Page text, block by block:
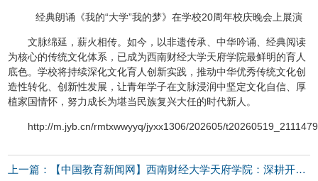
经典朗诵《我的“大学”我的梦》在学校20周年校庆晚会上展演
文脉绵延，薪火相传。如今，以非遗传承、中华吟诵、经典阅读
为核心的传统文化体系，已成为西南财经大学天府学院最鲜明的育人
底色。学校将持续深化文化育人创新实践，推动中华优秀传统文化创
造性转化、创新性发展，让青年学子在文脉浸润中坚定文化自信、厚
植家国情怀，努力成长为堪当民族复兴大任的时代新人。
http://m.jyb.cn/rmtxwwyyq/jyxx1306/202605/
上一篇：【中国教育新闻网】西南财经大学天府学院：深耕开放办学 推动国际教育高质量发展